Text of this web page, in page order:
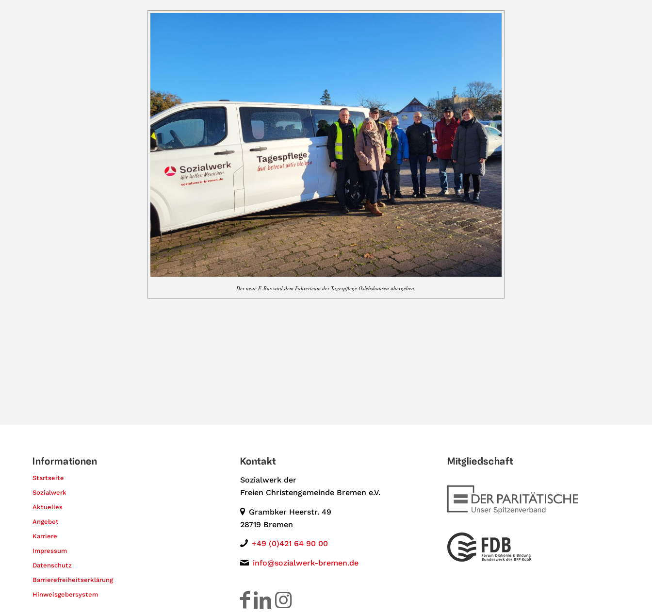
Der neue E-Bus wird dem Fahrerteam der Tagespflege Oslebshausen übergeben.
Informationen
Startseite
Sozialwerk
Aktuelles
Angebot
Karriere
Impressum
Datenschutz
Barrierefreiheitserklärung
Hinweisgebersystem
Kontakt
Sozialwerk der
Freien Christengemeinde Bremen e.V.
Grambker Heerstr. 49
28719 Bremen
+49 (0)421 64 90 00
info@sozialwerk-bremen.de
Mitgliedschaft